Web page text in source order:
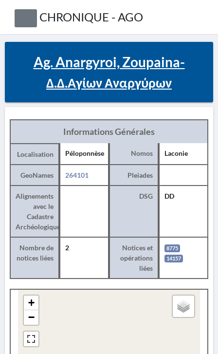
CHRONIQUE - AGO
Ag. Anargyroi, Zoupaina-
Δ.Δ.Αγίων Αναργύρων
Informations Générales
Localisation Péloponnèse Nomos Laconie
GeoNames 264101 Pleiades
Alignements
avec le
Cadastre
Archéologique
DSG DD
Nombre de
notices liées
2
Notices et
opérations
liées
8775
14157
+
−